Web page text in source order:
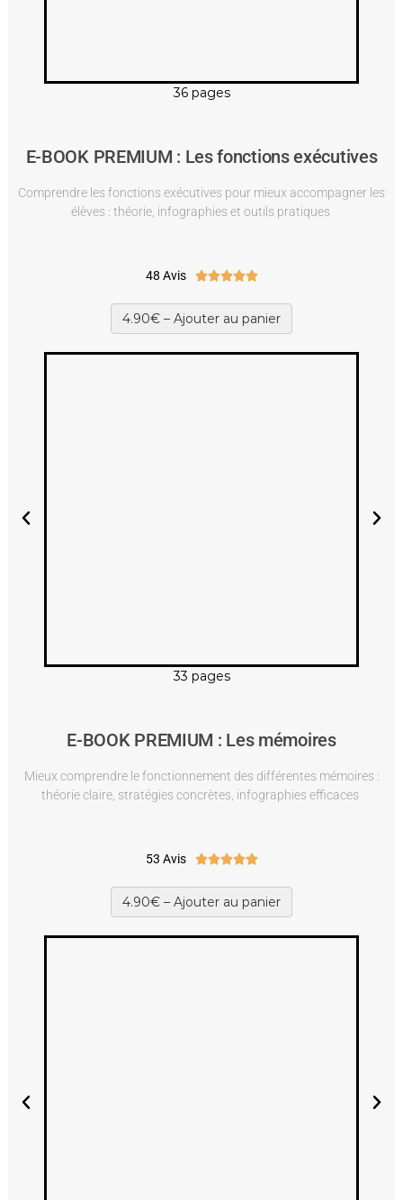
36 pages
E-BOOK PREMIUM : Les fonctions exécutives
Comprendre les fonctions exécutives pour mieux accompagner les
élèves : théorie, infographies et outils pratiques
48 Avis 
4.90€ – Ajouter au panier
33 pages
E-BOOK PREMIUM : Les mémoires
Mieux comprendre le fonctionnement des différentes mémoires :
théorie claire, stratégies concrètes, infographies efficaces
53 Avis 
4.90€ – Ajouter au panier